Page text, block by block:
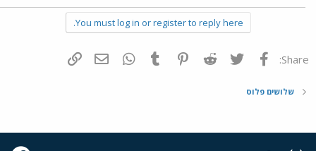
You must log in or register to reply here.
Share: פייסבוק Twitter
Reddit
Pinterest
Tumblr
WhatsAppדואר אלקטרוני
שלושים פלוס